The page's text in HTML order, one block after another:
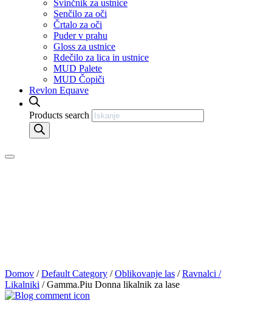
Svinčnik za ustnice
Senčilo za oči
Črtalo za oči
Puder v prahu
Gloss za ustnice
Rdečilo za lica in ustnice
MUD Palete
MUD Čopiči
Revlon Equave
Products search
Domov /Default Category /Oblikovanje las /Ravnalci /
Likalniki / Gamma.Piu Donna likalnik za lase